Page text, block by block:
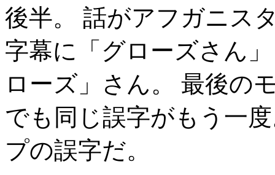
後半。 話がアフガニス
字幕に「グローズさん
ローズ」さん。 最後の
でも同じ誤字がもう一
プの誤字だ。